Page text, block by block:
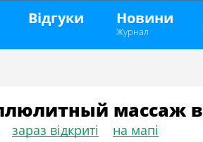
Відгуки Новини
Журнал
массаж в
зараз відкриті на мапі